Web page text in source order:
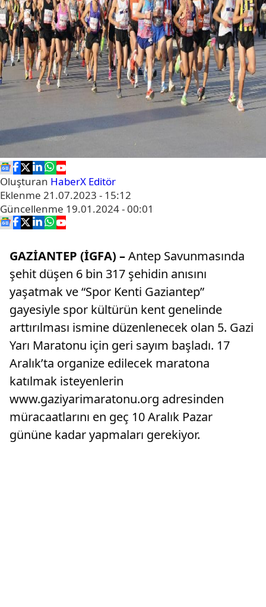
Oluşturan HaberX Editör
Eklenme 21.07.2023 - 15:12
Güncellenme 19.01.2024 - 00:01
GAZİANTEP (İGFA) –Antep Savunmasında
şehit düşen 6 bin 317 şehidin anısını
yaşatmak ve “Spor Kenti Gaziantep”
gayesiyle spor kültürün kent genelinde
arttırılması ismine düzenlenecek olan 5. Gazi
Yarı Maratonu için geri sayım başladı. 17
Aralık’ta organize edilecek maratona
katılmak isteyenlerin
www.gaziyarimaratonu.org adresinden
müracaatlarını en geç 10 Aralık Pazar
gününe kadar yapmaları gerekiyor.